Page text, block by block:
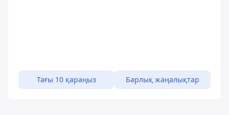
Тағы 10 қараңыз Барлық жаңалықтар